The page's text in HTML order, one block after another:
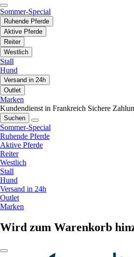
Sommer-Special
Ruhende Pferde
Aktive Pferde
Reiter
Westlich
Stall
Hund
Versand in 24h
Outlet
Marken
Kundendienst in Frankreich Sichere
Suchen
Sommer-Special
Ruhende Pferde
Aktive Pferde
Reiter
Westlich
Stall
Hund
Versand in 24h
Outlet
Marken
Wird zum Warenkorb